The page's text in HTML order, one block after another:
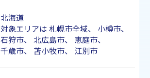
北海道
対象エリアは 札幌市全域、 小樽市、
石狩市、 北広島市、 恵庭市、
千歳市、 苫小牧市、 江別市